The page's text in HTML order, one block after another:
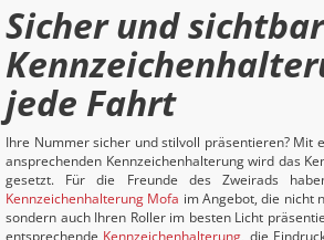
Sicher und
jede Fahrt
Ihre Nummer sicher und stilvoll präsentieren? Mit
ansprechenden Kennzeichenhalterung wird das
gesetzt. Für die Freunde des Zweirads
Kennzeichenhalterung Mofa im Angebot, die nicht
sondern auch Ihren Roller im besten Licht
entsprechende Kennzeichenhalterung, die